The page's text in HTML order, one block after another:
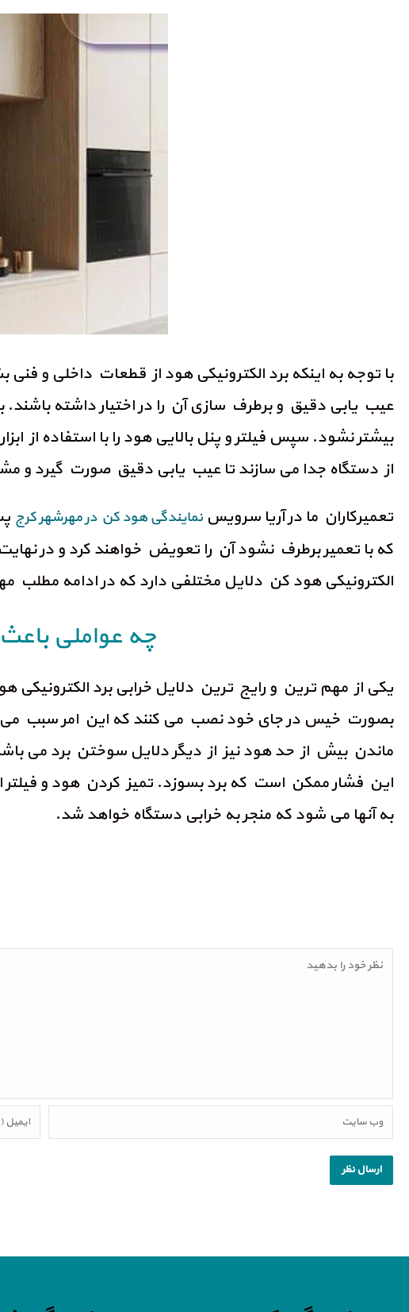
با توجه به اینکه برد الکترونیکی هود از قطعات داخلی و
عیب یابی دقیق و برطرف سازی آن را در اختیار داشته باشند.
بیشتر نشود. سپس فیلتر و پنل بالایی هود را با استفاده از
از دستگاه جدا می سازند تا عیب یابی دقیق صورت گیرد
تعمیرکاران ما در آریا سرویس نمایندگی هود کن در مهرشهر کرج
که با تعمیر برطرف نشود آن را تعویض خواهند کرد و در
الکترونیکی هود کن دلایل مختلفی دارد که در ادامه مطلب
چه عواملی
یکی از مهم ترین و رایج ترین دلایل خرابی برد
بصورت خیس در جای خود نصب می کنند که این امر سبب
ماندن بیش از حد هود نیز از دیگر دلایل سوختن برد می
این فشار ممکن است که برد بسوزد. تمیز کردن هود و فیلتر
به آنها می شود که منجر به خرابی دستگاه خواهد شد.